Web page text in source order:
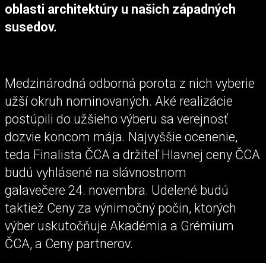
oblasti architektúry u našich západných
susedov.
Medzinárodná odborná porota z nich vyberie
užší okruh nominovaných. Aké realizácie
postúpili do užšieho výberu sa verejnosť
dozvie koncom mája. Najvyššie ocenenie,
teda Finalista ČCA a držiteľ Hlavnej ceny ČCA
budú vyhlásené na slávnostnom
galavečere 24. novembra. Udelené budú
taktiež Ceny za výnimočný počin, ktorých
výber uskutočňuje Akadémia a Grémium
ČCA, a Ceny partnerov.